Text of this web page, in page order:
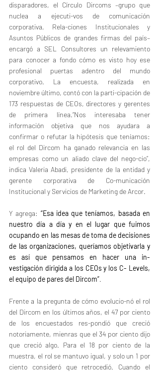
disparadores, el Círculo Dircoms –grupo que
nuclea a ejecuti-vos de comunicación
corporativa, Rela-ciones Institucionales y
Asuntos Públicos de grandes firmas del país–
encargó a SEL Consultores un relevamiento
para conocer a fondo cómo es visto hoy ese
profesional puertas adentro del mundo
corporativo. La encuesta, realizada en
noviembre último, contó con la parti-cipación de
173 respuestas de CEOs, directores y gerentes
de primera línea.“Nos interesaba tener
información objetiva que nos ayudara a
confirmar o refutar la hipótesis que teníamos:
el rol del Dircom ha ganado relevancia en las
empresas como un aliado clave del nego-cio”,
indica Valeria Abadi, presidente de la entidad y
gerente corporativa de Co-municación
Institucional y Servicios de Marketing de Arcor.
Y agrega: “Esa idea que teníamos, basada en
nuestro día a día y en el lugar que fuimos
ocupando en las mesas de toma de decisiones
de las organizaciones, queríamos objetivarla y
es así que pensamos en hacer una in-
vestigación dirigida a los CEOs y los C- Levels,
el equipo de pares del Dircom”.
Frente a la pregunta de cómo evolucio-nó el rol
del Dircom en los últimos años, el 47 por ciento
de los encuestados res-pondió que creció
notoriamente, mienras que el 34 por ciento dijo
que creció algo. Para el 18 por ciento de la
muestra, el rol se mantuvo igual, y solo un 1 por
ciento consideró que retrocedió. Cuando el